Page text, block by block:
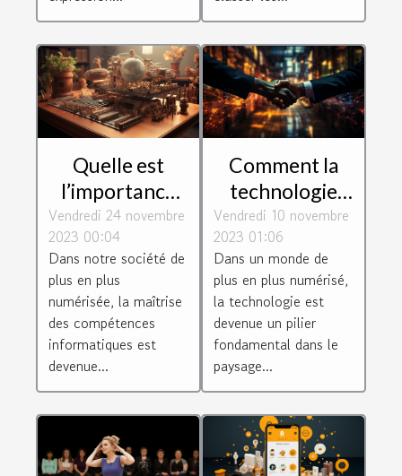
Quelle est
l’importance
de suivre une
formation en
informatique ?
Vendredi 24 novembre
2023 00:04
Dans notre société de
plus en plus
numérisée, la maîtrise
des compétences
informatiques est
devenue...
Comment la
technologie
façonne les
connexions
d'entreprise
Vendredi 10 novembre
2023 01:06
Dans un monde de
plus en plus numérisé,
la technologie est
devenue un pilier
fondamental dans le
paysage...